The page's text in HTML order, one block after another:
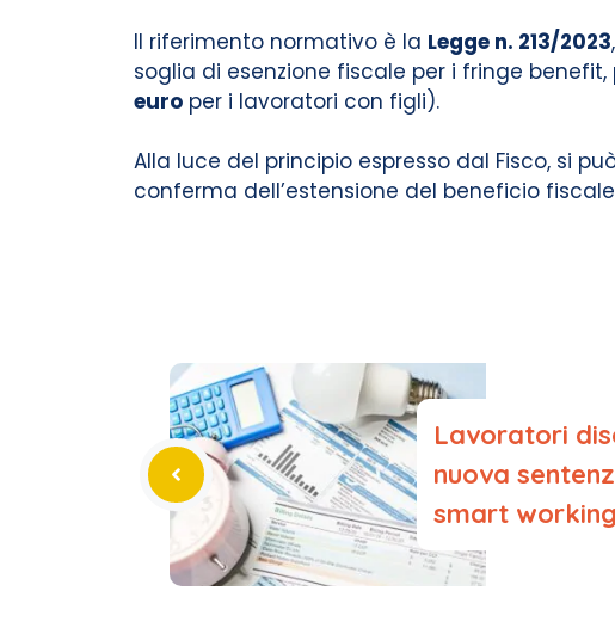
Il riferimento normativo è la Legge n. 213/2023
soglia di esenzione fiscale per i fringe
euro per i lavoratori con figli).
Alla luce del principio espresso dal Fisco, si
conferma dell’estensione del beneficio
Lavoratori
nuova
smart working